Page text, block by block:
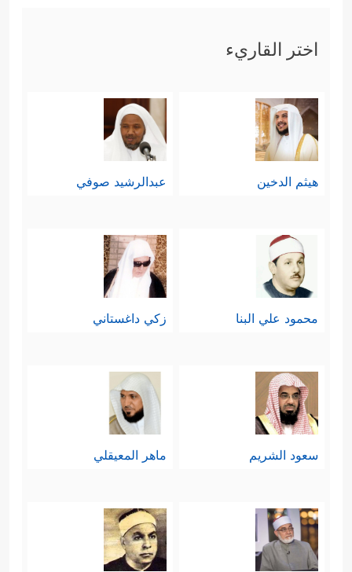
اختر القاريء
هيثم الدخين عبدالرشيد صوفي
محمود علي البنا زكي داغستاني
سعود الشريم ماهر المعيقلي